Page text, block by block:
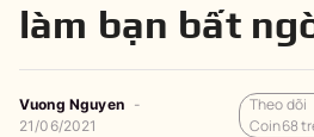
làm bạn bất
Vuong Nguyen
-
21/06/2021
Theo dõi
Coin68